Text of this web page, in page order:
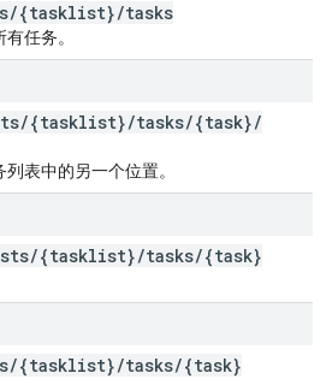
/{tasklist}/tasks
任务。
/{tasklist}/tasks/{task}/
表中的另一个位置。
/{tasklist}/tasks/{task}
/{tasklist}/tasks/{task}